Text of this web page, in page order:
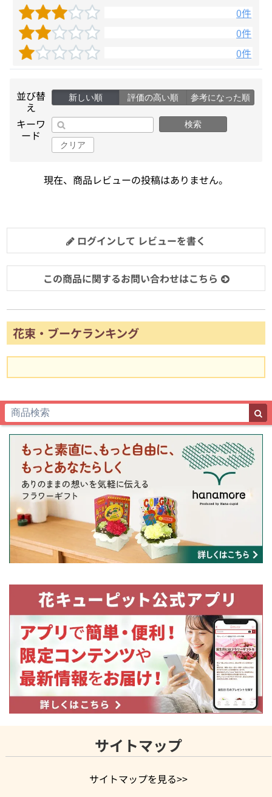
0件
0件
0件
並び替
え
新しい順 評価の高い順 参考になった順
キーワ
ード
検索
クリア
現在、商品レビューの投稿はありません。
ログインして レビューを書く
この商品に関するお問い合わせはこちら
花束・ブーケランキング
サイトマップ
サイトマップを見る>>